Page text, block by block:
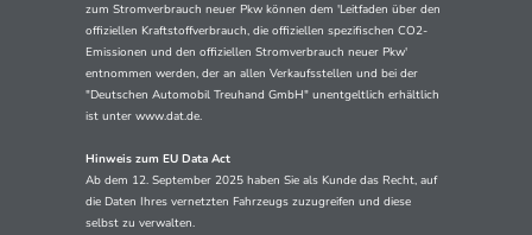
zum Stromverbrauch neuer Pkw können dem 'Leitfaden über den
offiziellen Kraftstoffverbrauch, die offiziellen spezifischen CO2-
Emissionen und den offiziellen Stromverbrauch neuer Pkw'
entnommen werden, der an allen Verkaufsstellen und bei der
"Deutschen Automobil Treuhand GmbH" unentgeltlich erhältlich
ist unter www.dat.de.
Hinweis zum EU Data Act
Ab dem 12. September 2025 haben Sie als Kunde das Recht, auf
die Daten Ihres vernetzten Fahrzeugs zuzugreifen und diese
selbst zu verwalten.